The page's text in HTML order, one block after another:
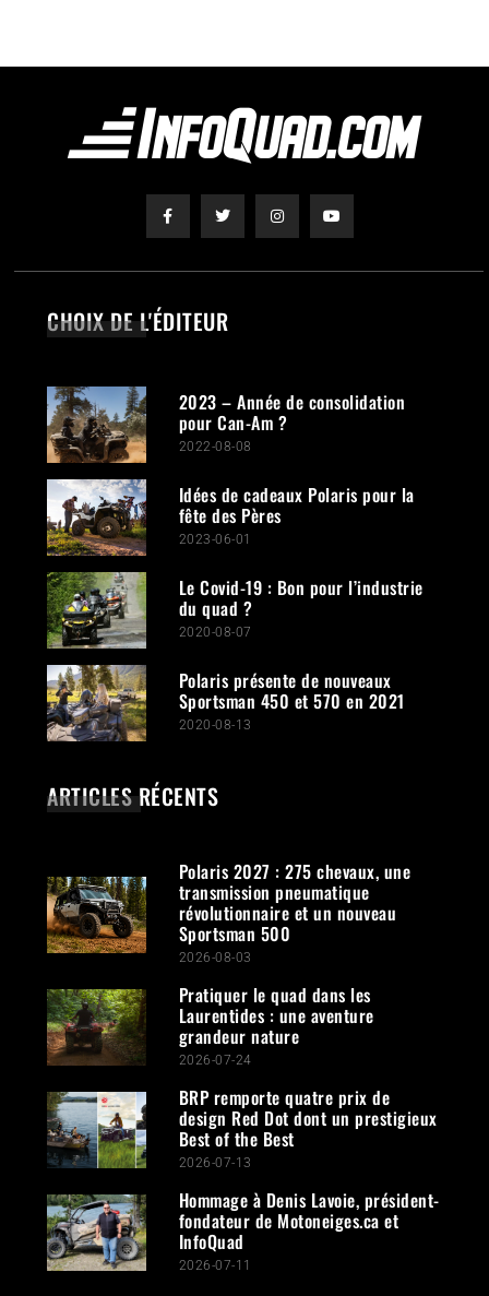
CHOIX DE L'ÉDITEUR
2023 – Année de consolidation
pour Can-Am ?
2022-08-08
Idées de cadeaux Polaris pour la
fête des Pères
2023-06-01
Le Covid-19 : Bon pour l’industrie
du quad ?
2020-08-07
Polaris présente de nouveaux
Sportsman 450 et 570 en 2021
2020-08-13
ARTICLES RÉCENTS
Polaris 2027 : 275 chevaux, une
transmission pneumatique
révolutionnaire et un nouveau
Sportsman 500
2026-08-03
Pratiquer le quad dans les
Laurentides : une aventure
grandeur nature
2026-07-24
BRP remporte quatre prix de
design Red Dot dont un prestigieux
Best of the Best
2026-07-13
Hommage à Denis Lavoie, président-
fondateur de Motoneiges.ca et
InfoQuad
2026-07-11